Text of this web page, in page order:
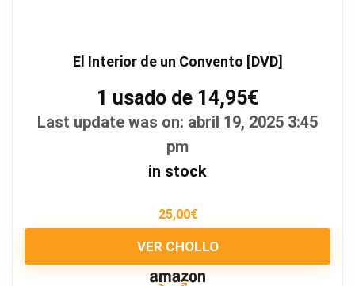
El Interior de un Convento [DVD]
1 usado de 14,95€
Last update was on: abril 19, 2025 3:45
pm
in stock
25,00€
VER CHOLLO